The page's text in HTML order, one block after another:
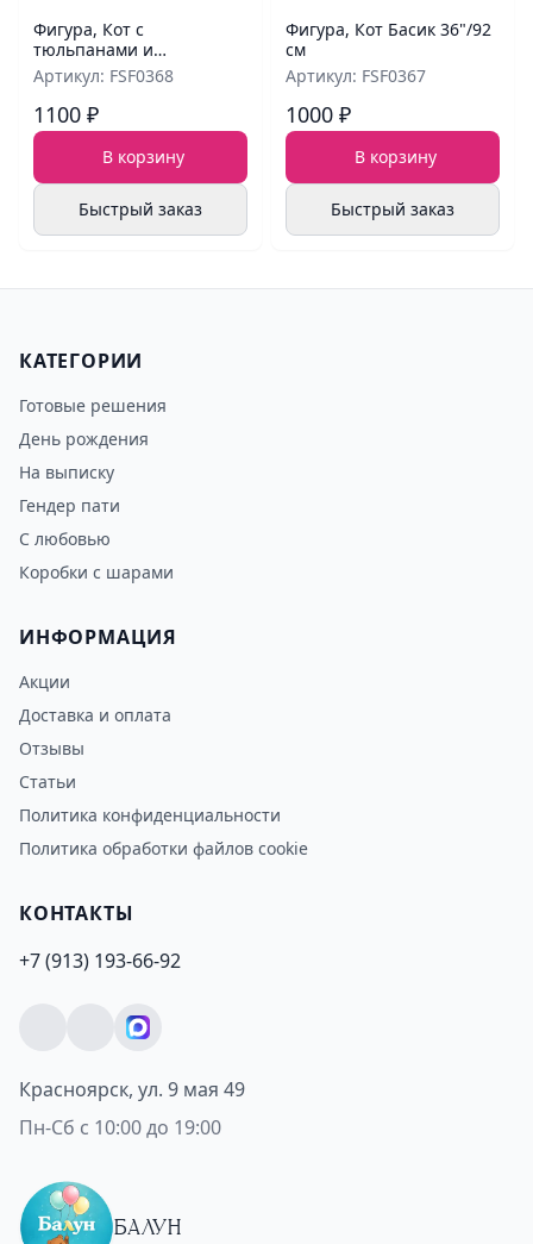
Фигура, Кот с
тюльпанами и
шампанским 46"/117 см
Артикул: FSF0368
1100 ₽
В корзину
Быстрый заказ
Фигура, Кот Басик 36"/92
см
Артикул: FSF0367
1000 ₽
В корзину
Быстрый заказ
КАТЕГОРИИ
Готовые решения
День рождения
На выписку
Гендер пати
С любовью
Коробки с шарами
ИНФОРМАЦИЯ
Акции
Доставка и оплата
Отзывы
Статьи
Политика конфиденциальности
Политика обработки файлов cookie
КОНТАКТЫ
+7 (913) 193-66-92
Красноярск, ул. 9 мая 49
Пн-Сб с 10:00 до 19:00
БАЛУН